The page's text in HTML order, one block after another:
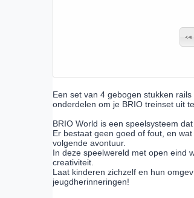
Een set van 4 gebogen stukken
onderdelen om je BRIO treinset uit
BRIO World is een speelsysteem
Er bestaat geen goed of fout, en
volgende avontuur.
In deze speelwereld met open eind
creativiteit.
Laat kinderen zichzelf en hun
jeugdherinneringen!